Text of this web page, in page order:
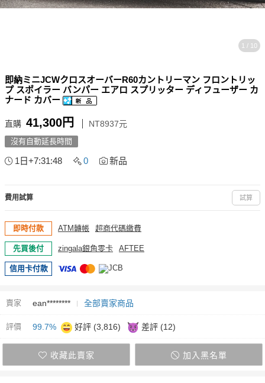
1 / 10
即納ミニJCWクロスオーバーR60カントリーマン フロントリッ
プ スポイラー バンパー エアロ スプリッター ディフューザー カ
ナード カバー
直購 41,300円 NT8937元
沒有自動延長時間
1日+7:31:48 0 新品
費用試算 試算
即時付款 ATM轉帳 超商代碼繳費
先買後付 zingala銀角零卡 AFTEE
信用卡付款
賣家 ean******** 全部賣家商品
評價 99.7% 好評 (3,816) 差評 (12)
收藏此賣家 加入黑名單